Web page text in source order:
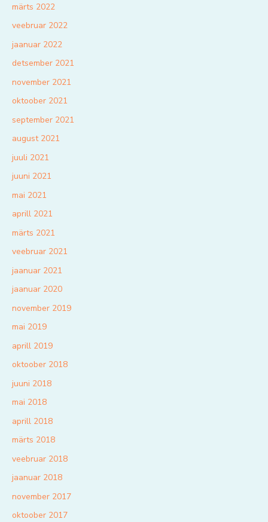
märts 2022
veebruar 2022
jaanuar 2022
detsember 2021
november 2021
oktoober 2021
september 2021
august 2021
juuli 2021
juuni 2021
mai 2021
aprill 2021
märts 2021
veebruar 2021
jaanuar 2021
jaanuar 2020
november 2019
mai 2019
aprill 2019
oktoober 2018
juuni 2018
mai 2018
aprill 2018
märts 2018
veebruar 2018
jaanuar 2018
november 2017
oktoober 2017